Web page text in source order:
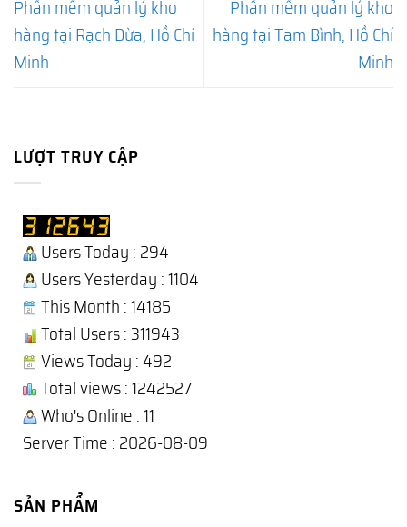
Phần mềm quản lý kho
hàng tại Rạch Dừa, Hồ Chí
Minh
Phần mềm quản lý kho
hàng tại Tam Bình, Hồ Chí
Minh
LƯỢT TRUY CẬP
Users Today : 294
Users Yesterday : 1104
This Month : 14185
Total Users : 311943
Views Today : 492
Total views : 1242527
Who's Online : 11
Server Time : 2026-08-09
SẢN PHẨM